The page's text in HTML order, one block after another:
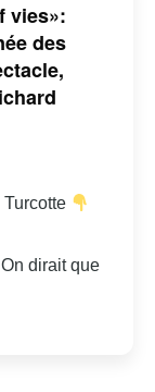
vies»:
des
dirait que